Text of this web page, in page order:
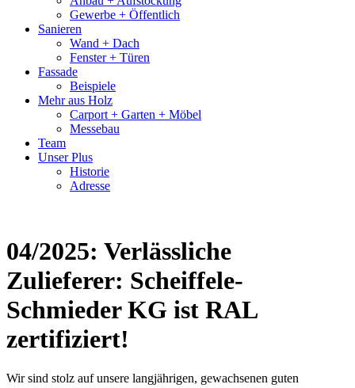
Gewerbe + Öffentlich
Sanieren
Wand + Dach
Fenster + Türen
Fassade
Beispiele
Mehr aus Holz
Carport + Garten + Möbel
Messebau
Team
Unser Plus
Historie
Adresse
04/2025: Verlässliche
Zulieferer: Scheiffele-
Schmieder KG ist RAL
zertifiziert!
Wir sind stolz auf unsere langjährigen, gewachsenen guten